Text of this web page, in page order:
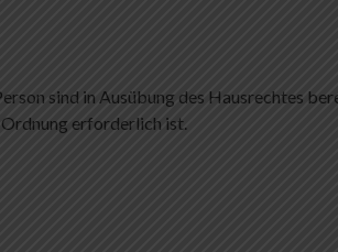
sind in Ausübung des Hausrechtes
erforderlich ist.